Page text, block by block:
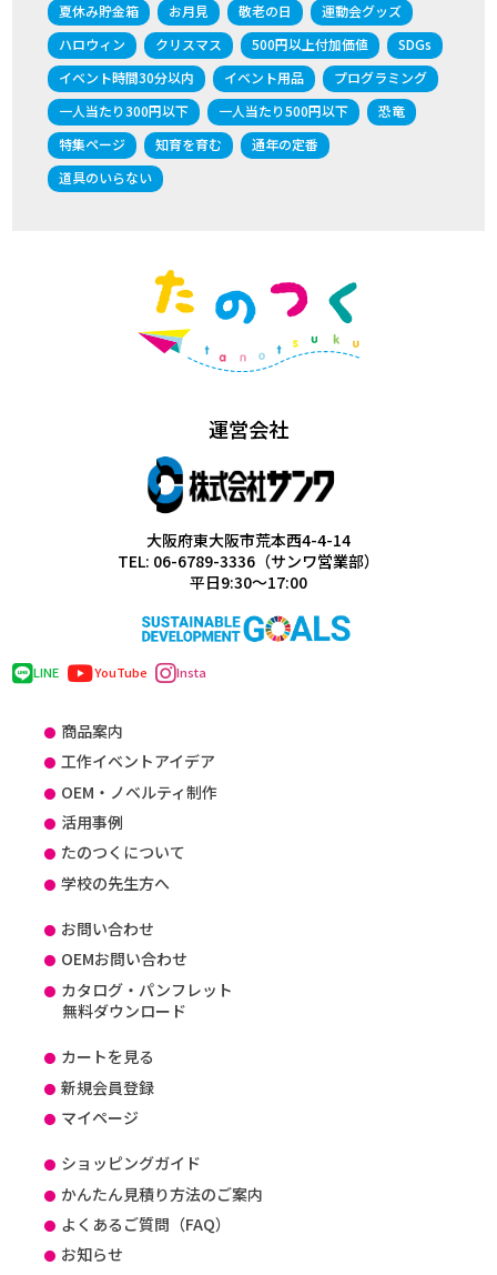
夏休み貯金箱
お月見 敬老の日
運動会グッズ
ハロウィン
クリスマス 500円以上付加価値
SDGs
イベント時間30分以内
イベント用品
プログラミング
一人当たり300円以下
一人当たり500円以下
恐竜
特集ページ
知育を育む
通年の定番
道具のいらない
運営会社
大阪府東大阪市荒本西4-4-14
TEL: 06-6789-3336（サンワ営業部）
平日9:30～17:00
LINE YouTube Insta
商品案内
工作イベントアイデア
OEM・ノベルティ制作
活用事例
たのつくについて
学校の先生方へ
お問い合わせ
OEMお問い合わせ
カタログ・パンフレット
無料ダウンロード
カートを見る
新規会員登録
マイページ
ショッピングガイド
かんたん見積り方法のご案内
よくあるご質問（FAQ）
お知らせ